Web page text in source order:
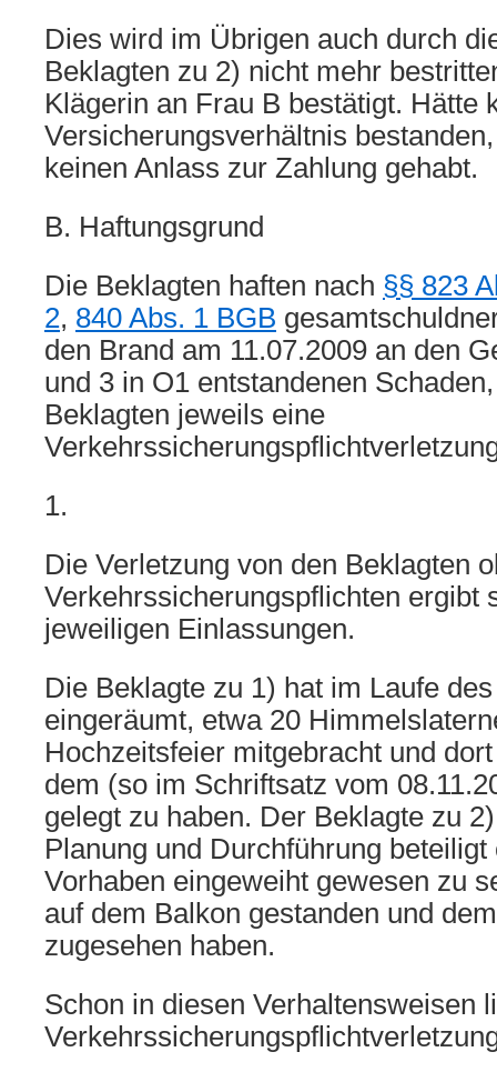
Dies wird im Übrigen auch durch
Beklagten zu 2) nicht mehr
Klägerin an Frau B bestätigt. Hätte
Versicherungsverhältnis
keinen Anlass zur Zahlung gehabt.
B. Haftungsgrund
Die Beklagten haften nach §§ 823
2, 840 Abs. 1 BGB
den Brand am 11.07.2009 an den
und 3 in O1 entstandenen
Beklagten jeweils eine
1.
Die Verletzung von den Beklagten
Verkehrssicherungspflichten ergibt
jeweiligen Einlassungen.
Die Beklagte zu 1) hat im Laufe
eingeräumt, etwa 20
Hochzeitsfeier mitgebracht und
dem (so im Schriftsatz vom
gelegt zu haben. Der Beklagte zu
Planung und Durchführung beteiligt
Vorhaben eingeweiht gewesen zu
auf dem Balkon gestanden und
zugesehen haben.
Schon in diesen Verhaltensweisen